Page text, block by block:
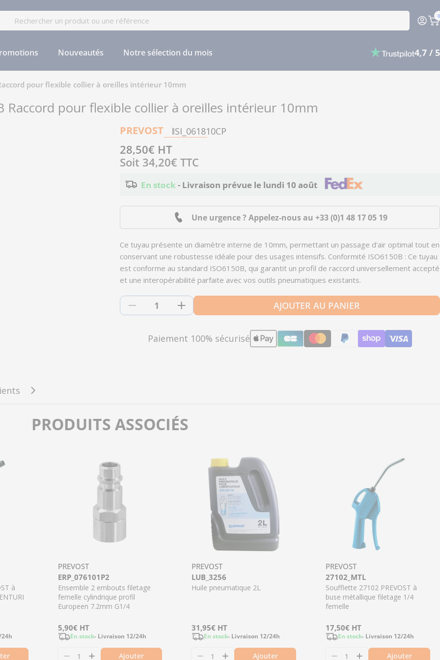
0
Nouveautés Notre sélection du mois 4,7 / 5
pour flexible collier à oreilles intérieur 10mm
Raccord pour flexible collier à oreilles intérieur 10mm
PREVOST ISI_061810CP
Prix
28,50€ HT
Soit 34,20€ TTC
En stock - Livraison prévue le lundi 10 août
Une urgence ? Appelez-nous au +33 (0)1 48 17 05 19
Ce tuyau présente un diamètre interne de 10mm, permettant un passage d'air optimal tout en
conservant une robustesse idéale pour des usages intensifs. Conformité ISO6150B : Ce tuyau
est conforme au standard ISO6150B, qui garantit un profil de raccord universellement accepté
et une interopérabilité parfaite avec vos outils pneumatiques existants.
Quantité
Diminuer la quantité pour ISI_061810CP - Tuyau Profil ISO6150B
Augmenter la quantité pour ISI_061810CP - Tuyau Profil
AJOUTER AU PANIER
Paiement 100% sécurisé
Modes
PRODUITS ASSOCIÉS
à
PREVOST
ERP_076101P2
Ensemble 2 embouts filetage
femelle cylindrique profil
Europeen 7.2mm G1/4
Prix
5,90€ HT
En stock- Livraison 12/24h
Ajouter
PREVOST
LUB_3256
Huile pneumatique 2L
Prix
31,95€ HT
En stock- Livraison 12/24h
Ajouter
PREVOST
27102_MTL
Soufflette 27102 PREVOST à
buse métallique filetage 1/4
femelle
Prix
17,50€ HT
En stock- Livraison 12/24h
Ajouter